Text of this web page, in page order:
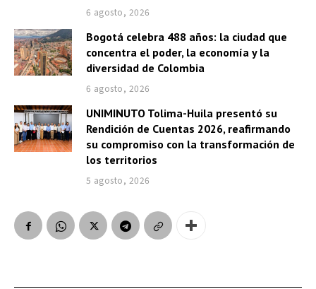
6 agosto, 2026
Bogotá celebra 488 años: la ciudad que
concentra el poder, la economía y la
diversidad de Colombia
6 agosto, 2026
UNIMINUTO Tolima-Huila presentó su
Rendición de Cuentas 2026, reafirmando
su compromiso con la transformación de
los territorios
5 agosto, 2026